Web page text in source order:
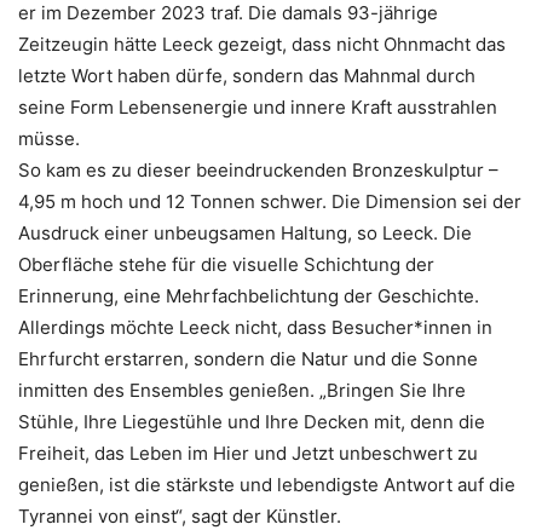
er im Dezember 2023 traf. Die damals 93-jährige
Zeitzeugin hätte Leeck gezeigt, dass nicht Ohnmacht das
letzte Wort haben dürfe, sondern das Mahnmal durch
seine Form Lebensenergie und innere Kraft ausstrahlen
müsse.
So kam es zu dieser beeindruckenden Bronzeskulptur –
4,95 m hoch und 12 Tonnen schwer. Die Dimension sei der
Ausdruck einer unbeugsamen Haltung, so Leeck. Die
Oberfläche stehe für die visuelle Schichtung der
Erinnerung, eine Mehrfachbelichtung der Geschichte.
Allerdings möchte Leeck nicht, dass Besucher*innen in
Ehrfurcht erstarren, sondern die Natur und die Sonne
inmitten des Ensembles genießen. „Bringen Sie Ihre
Stühle, Ihre Liegestühle und Ihre Decken mit, denn die
Freiheit, das Leben im Hier und Jetzt unbeschwert zu
genießen, ist die stärkste und lebendigste Antwort auf die
Tyrannei von einst“, sagt der Künstler.